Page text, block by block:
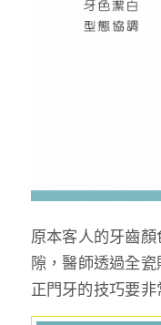
原本客人的牙齒
隙，醫師透過全
正門牙的技巧要